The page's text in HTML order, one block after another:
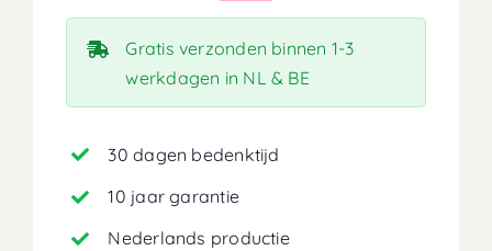
Gratis verzonden binnen 1-3
werkdagen in NL & BE
30 dagen bedenktijd
10 jaar garantie
Nederlands productie